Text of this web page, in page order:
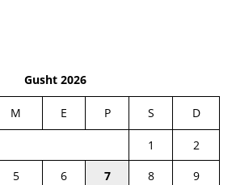
Gusht 2026
M E P S D
1
2
5 6 7 8
9